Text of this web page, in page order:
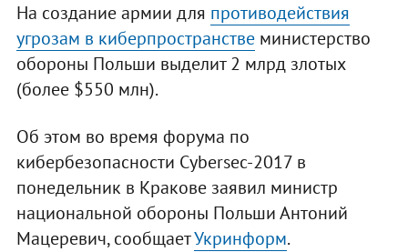
На создание армии для противодействия
угрозам в киберпространствеминистерство
обороны Польши выделит 2 млрд злотых
(более $550 млн).
Об этом во время форума по
кибербезопасности Сybersec-2017 в
понедельник в Кракове заявил министр
национальной обороны Польши Антоний
Мацеревич, сообщаетУкринформ.